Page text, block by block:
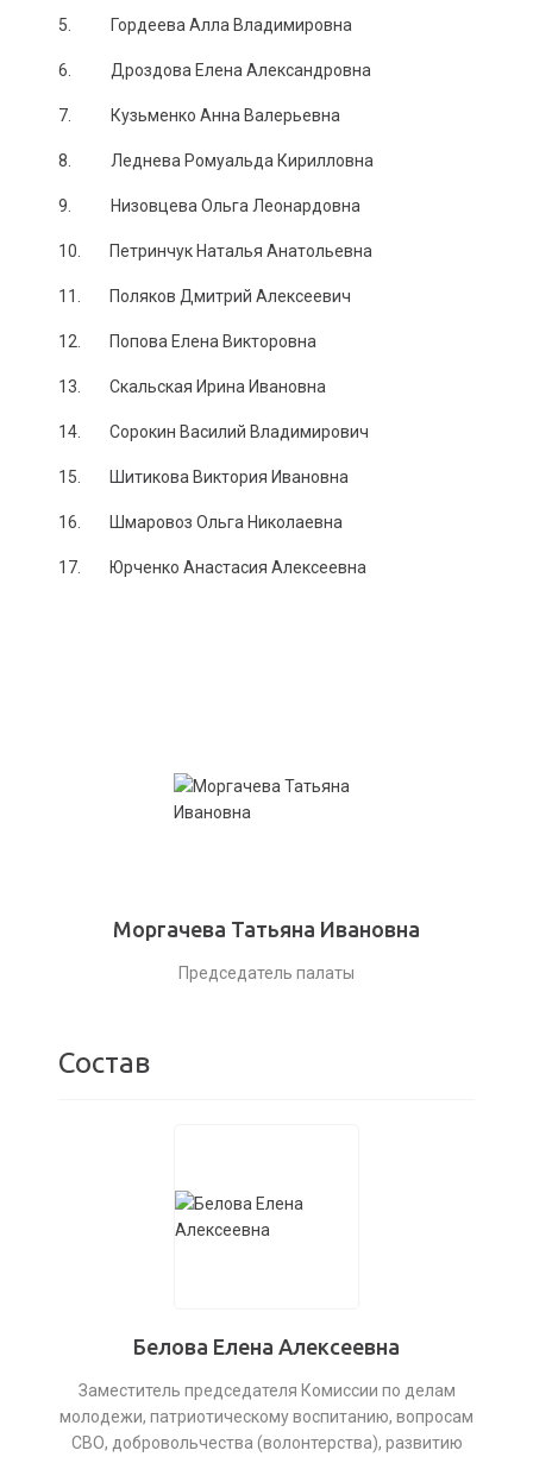
5. Гордеева Алла Владимировна
6. Дроздова Елена Александровна
7. Кузьменко Анна Валерьевна
8. Леднева Ромуальда Кирилловна
9. Низовцева Ольга Леонардовна
10. Петринчук Наталья Анатольевна
11. Поляков Дмитрий Алексеевич
12. Попова Елена Викторовна
13. Скальская Ирина Ивановна
14. Сорокин Василий Владимирович
15. Шитикова Виктория Ивановна
16. Шмаровоз Ольга Николаевна
17. Юрченко Анастасия Алексеевна
Моргачева Татьяна Ивановна
Председатель палаты
Состав
Белова Елена Алексеевна
Заместитель председателя Комиссии по делам
молодежи, патриотическому воспитанию, вопросам
СВО, добровольчества (волонтерства), развитию